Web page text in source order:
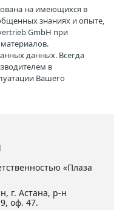
на имеющихся в
знаниях и опыте,
GmbH при
данных. Всегда
в
Вашего
«Плаза
г. Астана, р-н
оф. 47.